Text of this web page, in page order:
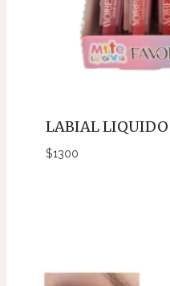
LABIAL
$1300